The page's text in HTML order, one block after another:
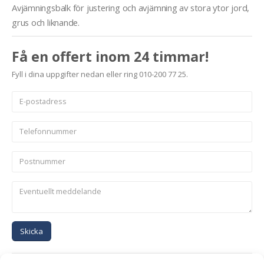
Avjämningsbalk för justering och avjämning av stora ytor jord,
grus och liknande.
Få en offert inom 24 timmar!
Fyll i dina uppgifter nedan eller ring 010-200 77 25.
Skicka